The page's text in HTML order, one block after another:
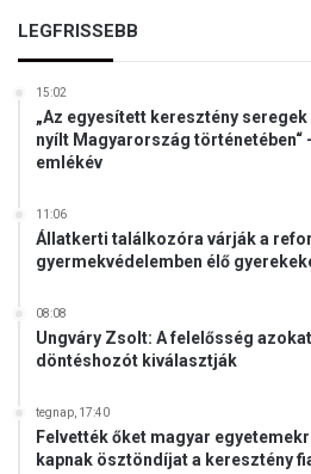
LEGFRISSEBB
15:02
„Az egyesített keresztény
nyílt Magyarország történetében“
emlékév
11:06
Állatkerti találkozóra várják a
gyermekvédelemben élő
08:08
Ungváry Zsolt: A felelősség
döntéshozót kiválasztják
tegnap, 17:40
Felvették őket magyar
kapnak ösztöndíjat a keresztény